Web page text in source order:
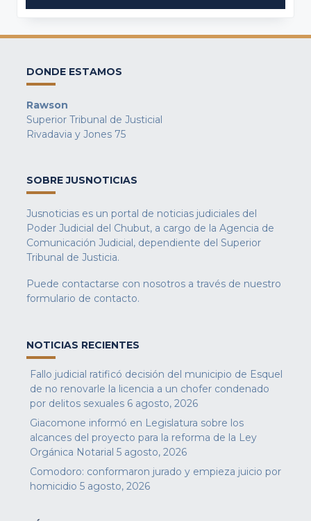
DONDE ESTAMOS
Rawson
Superior Tribunal de Justicial
Rivadavia y Jones 75
SOBRE JUSNOTICIAS
Jusnoticias es un portal de noticias judiciales del
Poder Judicial del Chubut, a cargo de la Agencia de
Comunicación Judicial, dependiente del Superior
Tribunal de Justicia.
Puede contactarse con nosotros a través de nuestro
formulario de contacto.
NOTICIAS RECIENTES
Fallo judicial ratificó decisión del municipio de Esquel
de no renovarle la licencia a un chofer condenado
por delitos sexuales 6 agosto, 2026
Giacomone informó en Legislatura sobre los
alcances del proyecto para la reforma de la Ley
Orgánica Notarial 5 agosto, 2026
Comodoro: conformaron jurado y empieza juicio por
homicidio 5 agosto, 2026